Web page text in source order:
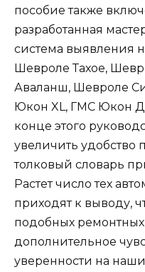
пособие также
разработанная
система выявления
Шевроле Тахое,
Аваланш, Шевроле
Юкон XL, ГМС Юкон
конце этого
увеличить удобство
толковый словарь
Растет число тех
приходят к выводу,
подобных
дополнительное
уверенности на